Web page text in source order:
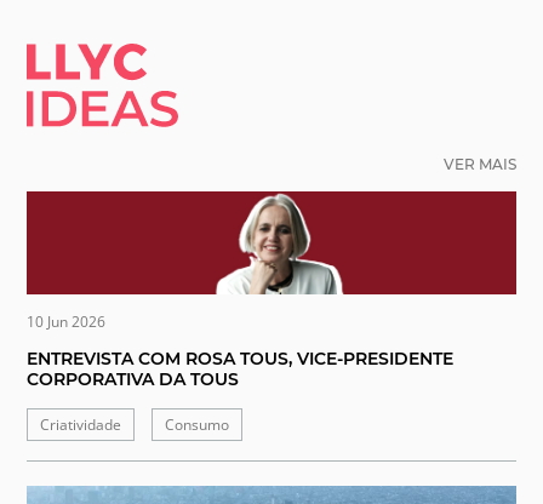
LLYC IDEAS.
VER MAIS
10 Jun 2026
ENTREVISTA COM ROSA TOUS, VICE-PRESIDENTE
CORPORATIVA DA TOUS
Criatividade Consumo